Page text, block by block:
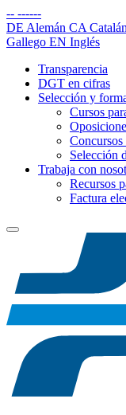
-- ------
DE Alemán CA Catalán
Gallego EN Inglés
Transparencia
DGT en cifras
Selección y
Cursos
Selección
Trabaja con
Recursos
Factura